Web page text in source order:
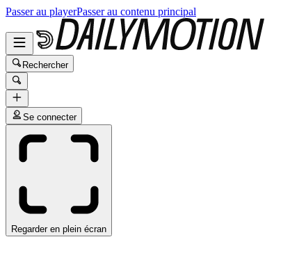
Passer au playerPasser au contenu principal
Rechercher
Se connecter
Regarder en plein écran